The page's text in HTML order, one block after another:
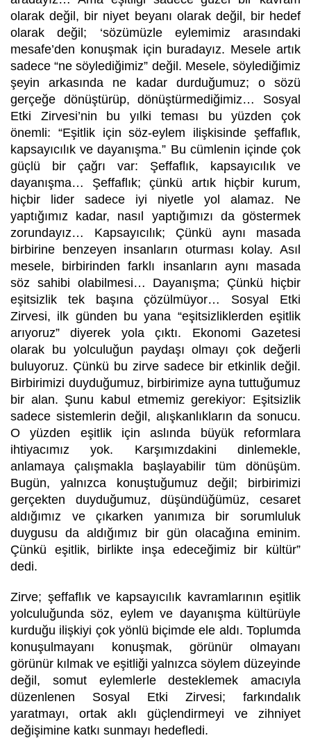
olarak değil, bir niyet beyanı olarak değil, bir hedef
olarak değil; ‘sözümüzle eylemimiz arasındaki
mesafe’den konuşmak için buradayız. Mesele artık
sadece “ne söylediğimiz” değil. Mesele, söylediğimiz
şeyin arkasında ne kadar durduğumuz; o sözü
gerçeğe dönüştürüp, dönüştürmediğimiz… Sosyal
Etki Zirvesi’nin bu yılki teması bu yüzden çok
önemli: “Eşitlik için söz-eylem ilişkisinde şeffaflık,
kapsayıcılık ve dayanışma.” Bu cümlenin içinde çok
güçlü bir çağrı var: Şeffaflık, kapsayıcılık ve
dayanışma… Şeffaflık; çünkü artık hiçbir kurum,
hiçbir lider sadece iyi niyetle yol alamaz. Ne
yaptığımız kadar, nasıl yaptığımızı da göstermek
zorundayız… Kapsayıcılık; Çünkü aynı masada
birbirine benzeyen insanların oturması kolay. Asıl
mesele, birbirinden farklı insanların aynı masada
söz sahibi olabilmesi… Dayanışma; Çünkü hiçbir
eşitsizlik tek başına çözülmüyor… Sosyal Etki
Zirvesi, ilk günden bu yana “eşitsizliklerden eşitlik
arıyoruz” diyerek yola çıktı. Ekonomi Gazetesi
olarak bu yolculuğun paydaşı olmayı çok değerli
buluyoruz. Çünkü bu zirve sadece bir etkinlik değil.
Birbirimizi duyduğumuz, birbirimize ayna tuttuğumuz
bir alan. Şunu kabul etmemiz gerekiyor: Eşitsizlik
sadece sistemlerin değil, alışkanlıkların da sonucu.
O yüzden eşitlik için aslında büyük reformlara
ihtiyacımız yok. Karşımızdakini dinlemekle,
anlamaya çalışmakla başlayabilir tüm dönüşüm.
Bugün, yalnızca konuştuğumuz değil; birbirimizi
gerçekten duyduğumuz, düşündüğümüz, cesaret
aldığımız ve çıkarken yanımıza bir sorumluluk
duygusu da aldığımız bir gün olacağına eminim.
Çünkü eşitlik, birlikte inşa edeceğimiz bir kültür”
dedi.
Zirve; şeffaflık ve kapsayıcılık kavramlarının eşitlik
yolculuğunda söz, eylem ve dayanışma kültürüyle
kurduğu ilişkiyi çok yönlü biçimde ele aldı. Toplumda
konuşulmayanı konuşmak, görünür olmayanı
görünür kılmak ve eşitliği yalnızca söylem düzeyinde
değil, somut eylemlerle desteklemek amacıyla
düzenlenen Sosyal Etki Zirvesi; farkındalık
yaratmayı, ortak aklı güçlendirmeyi ve zihniyet
değişimine katkı sunmayı hedefledi.